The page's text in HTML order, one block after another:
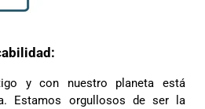
y con nuestro planeta está
Estamos orgullosos de ser la